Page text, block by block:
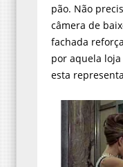
pão. Não
câmera de
fachada
por aquela
esta